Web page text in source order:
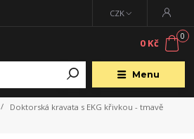
Menu
CZK
0
0 Kč
Doktorská kravata s EKG křivkou - tmavě